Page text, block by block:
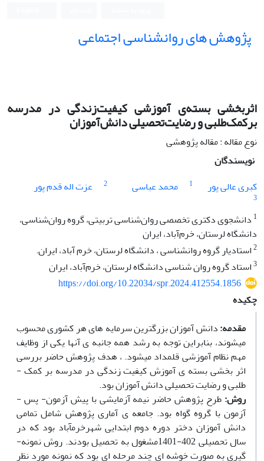
پژوهش های روانشناسی اجتماعی
اثربخشی بسته‌ی آموزشی کیفیت‌زندگی در مدرسه
برکمک‌طلبی و رضایت‌تحصیلی دانش‌آموزان
نوع مقاله : مقاله پژوهشی
نویسندگان
کبری عالی پور
1 محمد عباسی 2 عزت اله قدم پور
3
1 دانشجوی دکتری تخصصی روان‌شناسی تربیتی، گروه روان‌شناسی،
دانشگاه لرستان، خرم‌آباد، ایران
2استادیار گروه روانشناسی ، دانشگاه لرستان، خرم آباد، ایران.
3استاد گروه روان شناسی دانشگاه لرستان، خرم‌آباد، ایران
https://doi.org/10.22034/spr.2024.412554.1856
چکیده
مقدمه:دانش­ آموزان بزرگ­ترین سرمایه­ های هر کشوری محسوب
می­شوند، بنابراین توجه به رشد همه جانبه­ ی آن­ها یکی از وظایف
مهم نظام آموزشی قلمداد می­شود. ، هدف پژوهش حاضر بررسی
اثر بخشی بسته­ ی آموزش کیفیت زندگی در مدرسه بر کمک ­
طلبی و رضایت تحصیلی دانش­ آموزان بود.
روش:طرح­ پژوهش حاضر نیمه آزمایشی با پیش ­آزمون- پس ­
آزمون با گروه گواه بود. جامعه­ ی آماری پژوهش شامل تمامی
دانش­ آموزان دختر دوره دوم ابتدایی شهرخرم­آباد بود که در
سال تحصیلی 402-1401مشغول به تحصیل بودند. روش نمونه­
گیری به صورت خوشه ­ای چند مرحله­ ای بود که نمونه مورد نظر